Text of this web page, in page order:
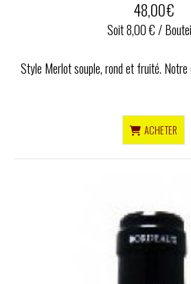
48,00€
Soit 8,00 € /
Style Merlot souple, rond et fruité. Notre
ACHETER